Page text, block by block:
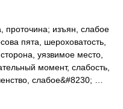
проточина; изъян, слабое
пята, шероховатость,
уязвимое место,
момент, слабость,
слабое&#8230; …